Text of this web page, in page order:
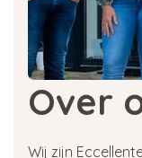
Over
Wij zijn